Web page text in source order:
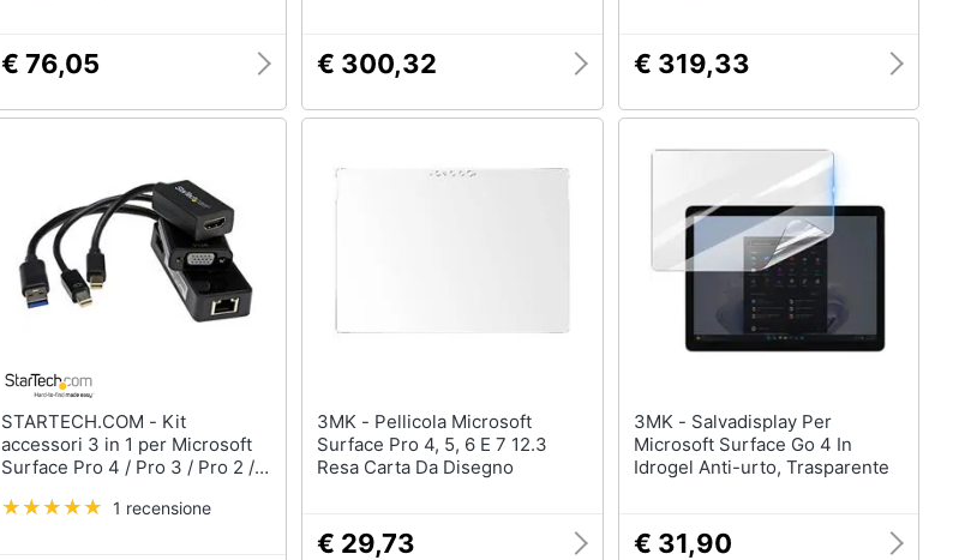
€ 76,05 € 300,32 € 319,33
STARTECH.COM - Kit
accessori 3 in 1 per Microsoft
Surface Pro 4 / Pro 3 / Pro 2 /
VGA / HDMI e USB3.0 a Gbe
1 recensione
3MK - Pellicola Microsoft
Surface Pro 4, 5, 6 E 7 12.3
Resa Carta Da Disegno
€ 29,73
3MK - Salvadisplay Per
Microsoft Surface Go 4 In
Idrogel Anti-urto, Trasparente
€ 31,90